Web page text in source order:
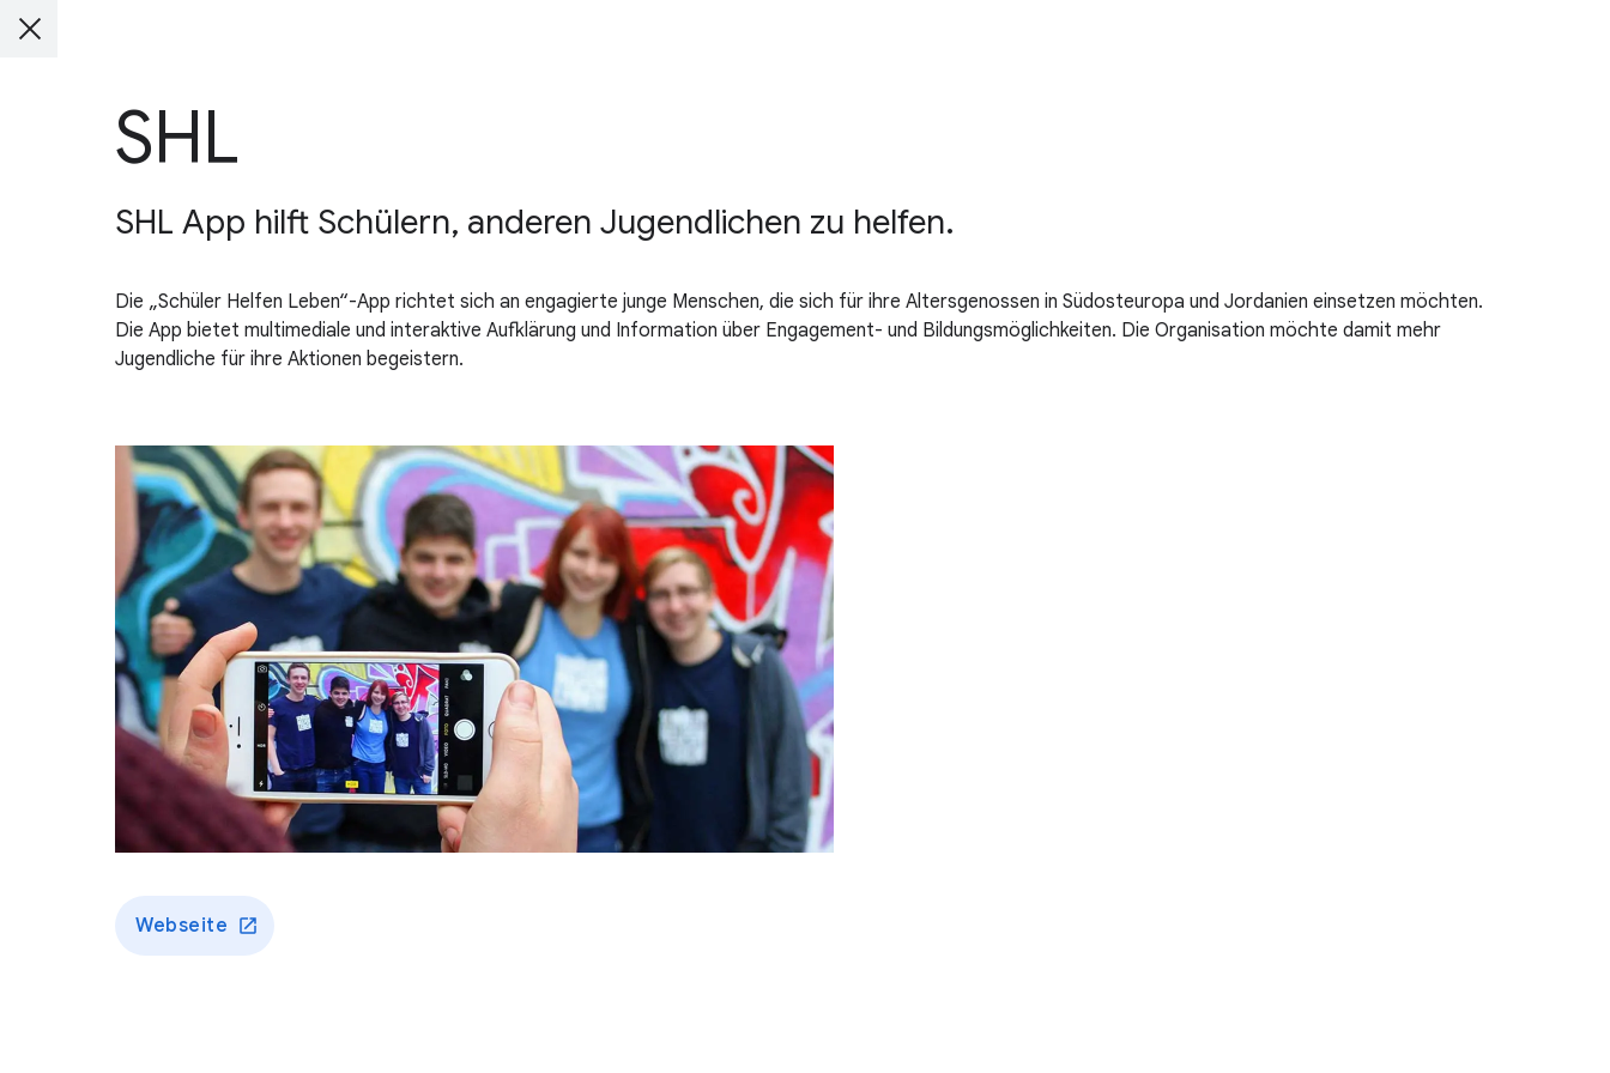
SHL
SHL App hilft Schülern, anderen Jugendlichen zu helfen.
Die „Schüler Helfen Leben“-App richtet sich an engagierte junge Menschen, die sich für ihre Altersgenossen in Südosteuropa und Jordanien einsetzen möchten.
Die App bietet multimediale und interaktive Aufklärung und Information über Engagement- und Bildungsmöglichkeiten. Die Organisation möchte damit mehr
Jugendliche für ihre Aktionen begeistern.
Webseite